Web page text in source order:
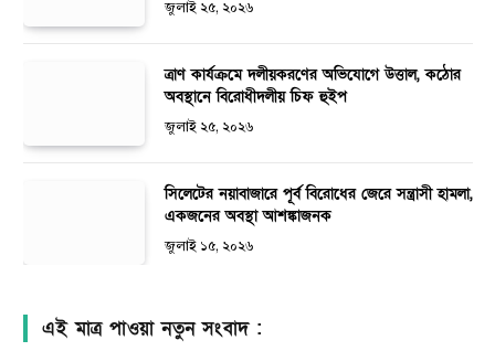
জুলাই ২৫, ২০২৬
ত্রাণ কার্যক্রমে দলীয়করণের অভিযোগে উত্তাল, কঠোর
অবস্থানে বিরোধীদলীয় চিফ হুইপ
জুলাই ২৫, ২০২৬
সিলেটের নয়াবাজারে পূর্ব বিরোধের জেরে সন্ত্রাসী হামলা,
একজনের অবস্থা আশঙ্কাজনক
জুলাই ১৫, ২০২৬
এই মাত্র পাওয়া নতুন সংবাদ :